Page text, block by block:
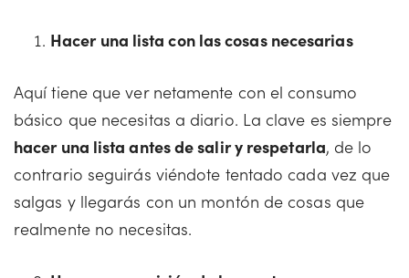
Hacer una lista con las cosas necesarias
Aquí tiene que ver netamente con el consumo
básico que necesitas a diario. La clave es siempre
hacer una lista antes de salir y respetarla, de lo
contrario seguirás viéndote tentado cada vez que
salgas y llegarás con un montón de cosas que
realmente no necesitas.